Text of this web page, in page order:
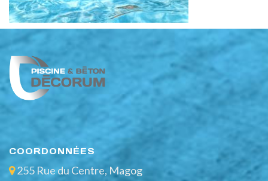
PISCINES AVEC PLAGE
AMÉNAGEMENT DE BÉTON
RESTAURATION DE PISCINE
APPEL DE SERVICE
NOUS JOINDRE
819 868-6571
COORDONNÉES
255 Rue du Centre, Magog